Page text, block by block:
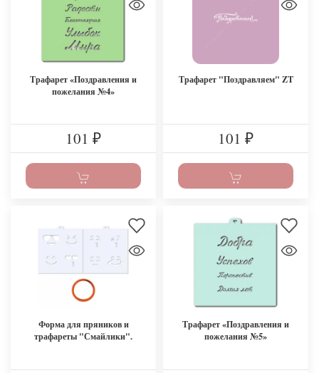
Трафарет «Поздравления и
пожелания №4»
101 ₽
Трафарет "Поздравляем" ZT
101 ₽
Форма для пряников и
трафареты "Смайлики".
Трафарет «Поздравления и
пожелания №5»